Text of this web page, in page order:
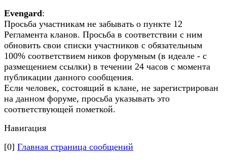
Evengard:
Просьба участникам не забывать о пункте 12
Регламента кланов. Просьба в соответствии с ним
обновить свои списки участников с обязательным
100% соответствием ников форумным (в идеале - с
размещением ссылки) в течении 24 часов с момента
публикации данного сообщения.
Если человек, состоящий в клане, не зарегистрирован
на данном форуме, просьба указывать это
соответствующей пометкой.
Навигация
[0] Главная страница сообщений